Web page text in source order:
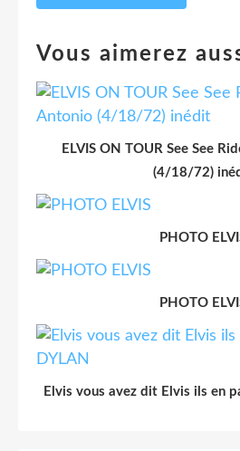
Vous aimerez
ELVIS ON TOUR See See
(4/18/72)
PHOTO
PHOTO
Elvis vous avez dit Elvis ils en